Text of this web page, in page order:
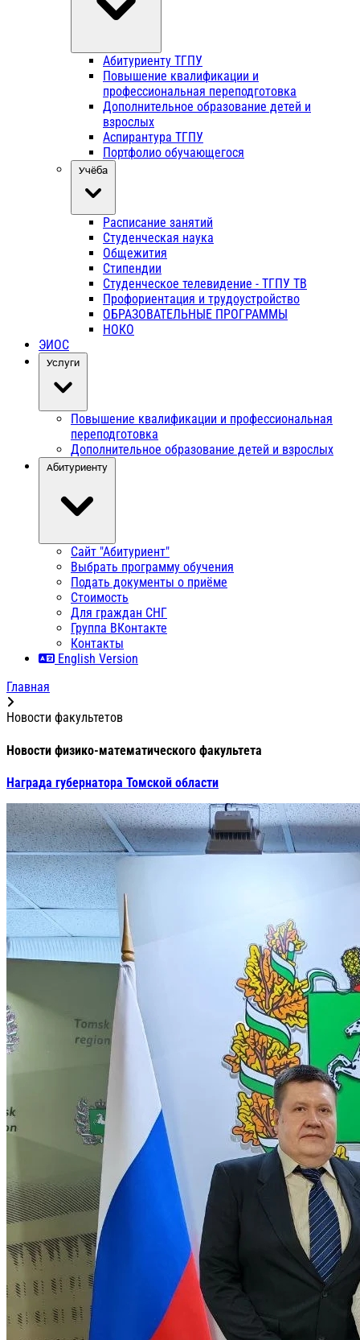
Абитуриенту ТГПУ
Повышение квалификации и
профессиональная переподготовка
Дополнительное образование детей и
взрослых
Аспирантура ТГПУ
Портфолио обучающегося
Учёба
Расписание занятий
Студенческая наука
Общежития
Стипендии
Студенческое телевидение - ТГПУ ТВ
Профориентация и трудоустройство
ОБРАЗОВАТЕЛЬНЫЕ ПРОГРАММЫ
НОКО
ЭИОС
Услуги
Повышение квалификации и профессиональная
переподготовка
Дополнительное образование детей и взрослых
Абитуриенту
Сайт "Абитуриент"
Выбрать программу обучения
Подать документы о приёме
Стоимость
Для граждан СНГ
Группа ВКонтакте
Контакты
English Version
Главная
Новости факультетов
Новости физико-математического факультета
Награда губернатора Томской области